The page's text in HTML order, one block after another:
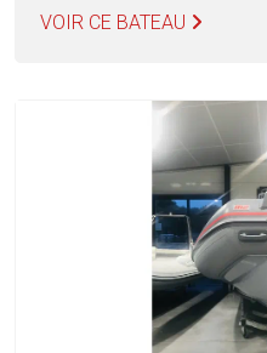
VOIR CE BATEAU